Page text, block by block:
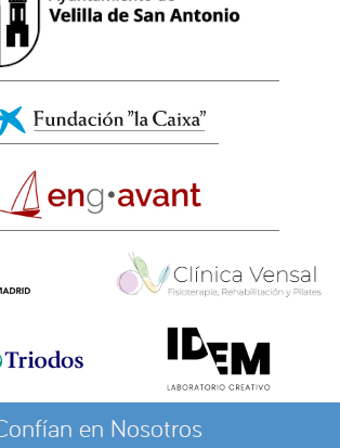
en Nosotros